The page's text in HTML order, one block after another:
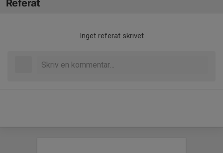
Referat
Inget referat skrivet